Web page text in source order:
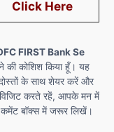
Click Here
FIRST Bank Se
की कोशिश किया हूँ। यह
के साथ शेयर करें और
विजिट करते रहें, आपके मन में
कमेंट बॉक्स में जरूर लिखें।